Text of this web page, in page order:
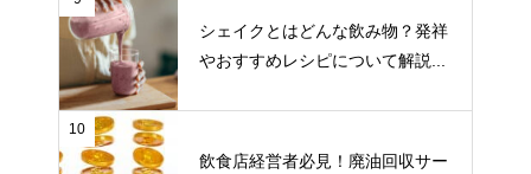
シェイクとはどんな飲み物？発祥
やおすすめレシピについて解説...
10
飲食店経営者必見！廃油回収サー